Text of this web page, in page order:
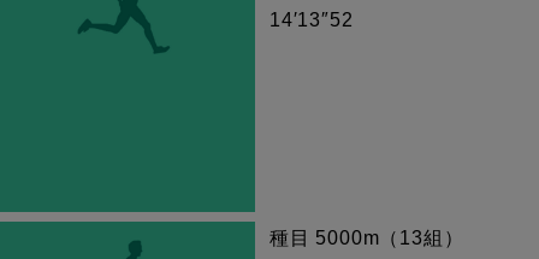
14′13″52
種目 5000m（13組）